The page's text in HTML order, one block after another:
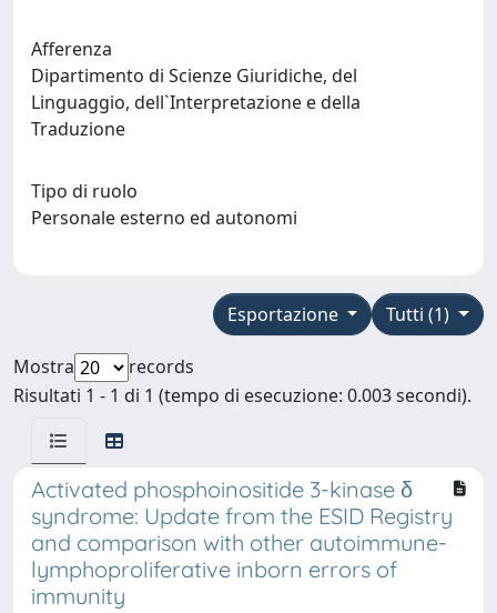
Afferenza
Dipartimento di Scienze Giuridiche, del
Linguaggio, dell`Interpretazione e della
Traduzione
Tipo di ruolo
Personale esterno ed autonomi
Tutti (1)
Esportazione
Mostra
records
Risultati 1 - 1 di 1 (tempo di esecuzione: 0.003 secondi).
Activated phosphoinositide 3-kinase δ
syndrome: Update from the ESID Registry
and comparison with other autoimmune-
lymphoproliferative inborn errors of
immunity